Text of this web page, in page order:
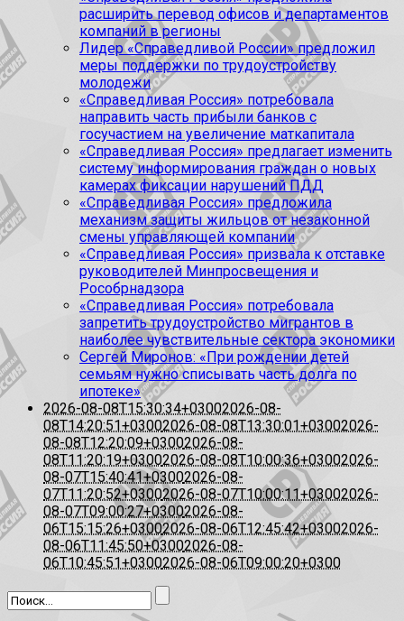
расширить перевод офисов и департаментов
компаний в регионы
Лидер «Справедливой России» предложил
меры поддержки по трудоустройству
молодежи
«Справедливая Россия» потребовала
направить часть прибыли банков с
госучастием на увеличение маткапитала
«Справедливая Россия» предлагает изменить
систему информирования граждан о новых
камерах фиксации нарушений ПДД
«Справедливая Россия» предложила
механизм защиты жильцов от незаконной
смены управляющей компании
«Справедливая Россия» призвала к отставке
руководителей Минпросвещения и
Рособрнадзора
«Справедливая Россия» потребовала
запретить трудоустройство мигрантов в
наиболее чувствительные сектора экономики
Сергей Миронов: «При рождении детей
семьям нужно списывать часть долга по
ипотеке»
2026-08-08T15:30:34+03002026-08-
08T14:20:51+03002026-08-08T13:30:01+03002026-
08-08T12:20:09+03002026-08-
08T11:20:19+03002026-08-08T10:00:36+03002026-
08-07T15:40:41+03002026-08-
07T11:20:52+03002026-08-07T10:00:11+03002026-
08-07T09:00:27+03002026-08-
06T15:15:26+03002026-08-06T12:45:42+03002026-
08-06T11:45:50+03002026-08-
06T10:45:51+03002026-08-06T09:00:20+0300